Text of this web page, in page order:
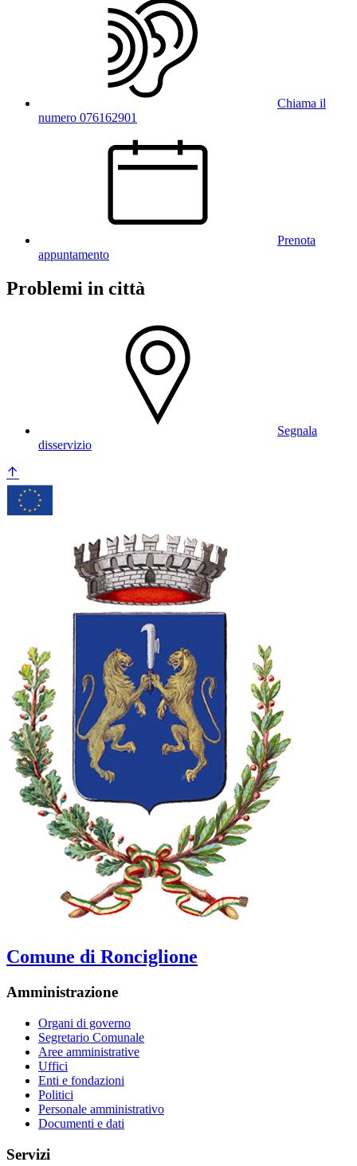
Chiama il
numero 076162901
Prenota
appuntamento
Problemi in città
Segnala
disservizio
Comune di Ronciglione
Amministrazione
Organi di governo
Segretario Comunale
Aree amministrative
Uffici
Enti e fondazioni
Politici
Personale amministrativo
Documenti e dati
Servizi